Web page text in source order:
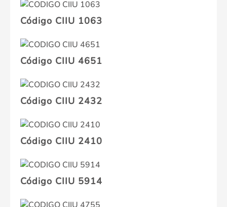
Código CIIU 1063
Código CIIU 4651
Código CIIU 2432
Código CIIU 2410
Código CIIU 5914